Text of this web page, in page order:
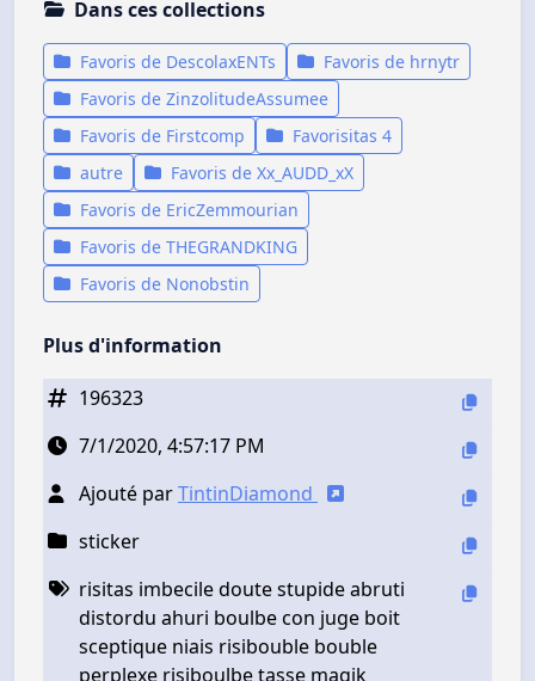
Dans ces collections
Favoris de DescolaxENTs
Favoris de hrnytr
Favoris de ZinzolitudeAssumee
Favoris de Firstcomp
Favorisitas 4
autre
Favoris de Xx_AUDD_xX
Favoris de EricZemmourian
Favoris de THEGRANDKING
Favoris de Nonobstin
Plus d'information
196323
7/1/2020, 4:57:17 PM
Ajouté parTintinDiamond
sticker
risitas imbecile doute stupide abruti
distordu ahuri boulbe con juge boit
sceptique niais risibouble bouble
perplexe risiboulbe tasse magik